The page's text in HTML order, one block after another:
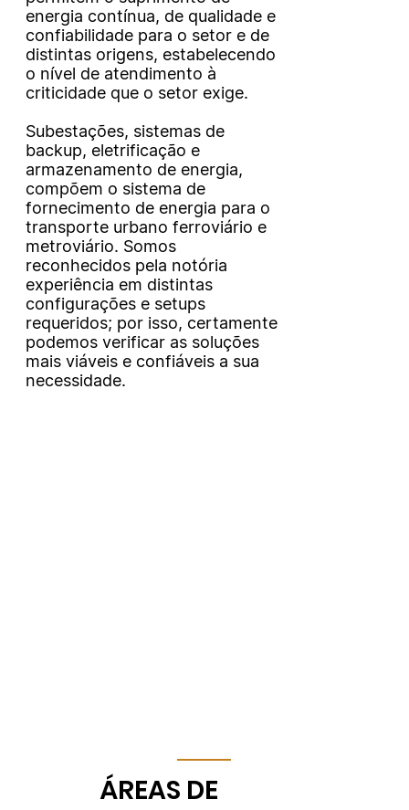
energia contínua, de qualidade e
confiabilidade para o setor e de
distintas origens, estabelecendo
o nível de atendimento à
criticidade que o setor exige.
Subestações, sistemas de
backup, eletrificação e
armazenamento de energia,
compõem o sistema de
fornecimento de energia para o
transporte urbano ferroviário e
metroviário. Somos
reconhecidos pela notória
experiência em distintas
configurações e setups
requeridos; por isso, certamente
podemos verificar as soluções
mais viáveis e confiáveis a sua
necessidade.
​ÁREAS DE